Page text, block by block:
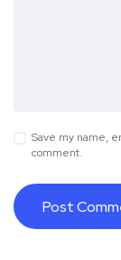
Save my name,
comment.